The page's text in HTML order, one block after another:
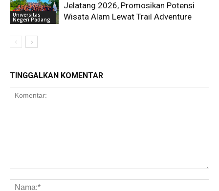
Universitas
Negeri Padang
Jelatang 2026, Promosikan Potensi
Wisata Alam Lewat Trail Adventure
TINGGALKAN KOMENTAR